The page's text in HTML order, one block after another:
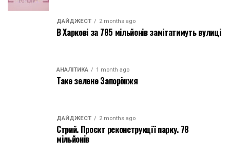
ДАЙДЖЕСТ 2 months ago
В Харкові за 785 мільйонів замітатимуть вулиці
АНАЛІТИКА 1 month ago
Таке зелене Запоріжжя
ДАЙДЖЕСТ 2 months ago
Стрий. Проєкт реконструкції парку. 78
мільйонів